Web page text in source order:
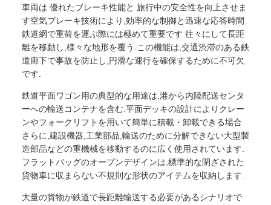
車両は 優れたブレーキ性能と 旅行中の安全性を向上させま
す空気ブレーキ技術により,効率的な制御と迅速な応答時間
鉄道網で重荷を運ぶ際には極めて重要です 往々にして長距
離を移動し,様々な地形を覆う.この機能は,交通渋滞のある鉄
道廊下で事故を防止し,円滑な運行を確保するために不可欠
です.
鉄道平面ワゴン用の典型的な用途は,港から内陸配送センタ
ーへの輸送コンテナを含む.平面デッキの設計によりクレー
ンやフォークリフトを用いて簡単に積載・卸載できる場合
さらに,建設機器,工業部品,輸送のために分解できない大型製
造部品などの重機械を移動するのに広く使用されています.
フラットバッグのオープンデザインは,標準的な閉ざされた
貨物車に収まらない不規則な形状のアイテムを収納します.
大量の貨物が鉄道で長距離輸送する必要があるシナリオで